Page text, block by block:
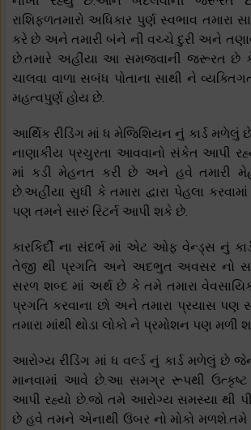
રાશિફળતમારો અધિકાર પુર્ણ સ્વભાવ તમારા
કરે છે અને તમારી બંને ની વચ્ચે દુરી અને
છે.તમારે અહીંયા આ સમજવાની જરૂરત છે
ચાલવા વાળા સબંધ પોતાના સાથી ને
મહત્વપુર્ણ હોય છે.
આર્થિક રીડિંગ માં ધ મેજિશિયન નું કાર્ડ મળેલું
નાણાકીય પ્રચુરતા આવવાનો સંકેત આપી
માં કડી મેહનત કરી છે અને હવે તમારી
છે.અહીંયા સુધી કે તમારા દ્વારા પેહલા
પણ તમને સારું રિટર્ન આપી શકે છે.
કારકિર્દી ના સંદર્ભ માં એટ ઓફ વેન્ડ્સ નું કાર્ડ
તેજી થી પ્રગતિ અને અદભુત અવસર નો
સરળ શબ્દ માં અર્થ છે કે તમે તમારા વેવસાયિક
પ્રગતિ કરવાના છો અને તમારા પ્રયાસ
તમારા માંથી થોડા લોકો ને પ્રમોશન પણ મળી
આરોગ્ય રીડિંગ માં ધ વર્લ્ડ નું કાર્ડ મળેલું છે
માનવામાં આવે છે.આ સમગ્ર રૂપથી
આપી રહ્યો છે.જો તમે આરોગ્ય સમસ્યા થી
છે હવે તમને એનાથી ઉંબર નો મોકો મળશે.તમે